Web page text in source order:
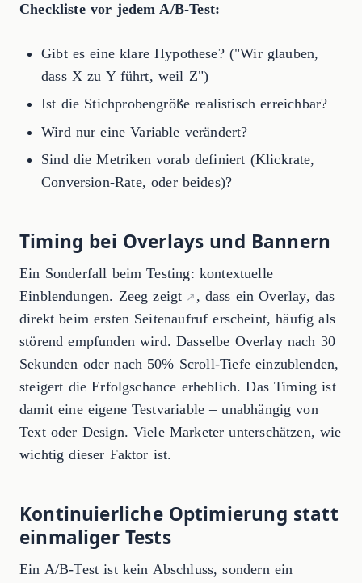
Checkliste vor jedem A/B-Test:
Gibt es eine klare Hypothese? ("Wir glauben,
dass X zu Y führt, weil Z")
Ist die Stichprobengröße realistisch erreichbar?
Wird nur eine Variable verändert?
Sind die Metriken vorab definiert (Klickrate,
Conversion-Rate, oder beides)?
Timing bei Overlays und Bannern
Ein Sonderfall beim Testing: kontextuelle
Einblendungen. Zeeg zeigt
, dass ein Overlay, das
direkt beim ersten Seitenaufruf erscheint, häufig als
störend empfunden wird. Dasselbe Overlay nach 30
Sekunden oder nach 50% Scroll-Tiefe einzublenden,
steigert die Erfolgschance erheblich. Das Timing ist
damit eine eigene Testvariable – unabhängig von
Text oder Design. Viele Marketer unterschätzen, wie
wichtig dieser Faktor ist.
Kontinuierliche Optimierung statt
einmaliger Tests
Ein A/B-Test ist kein Abschluss, sondern ein